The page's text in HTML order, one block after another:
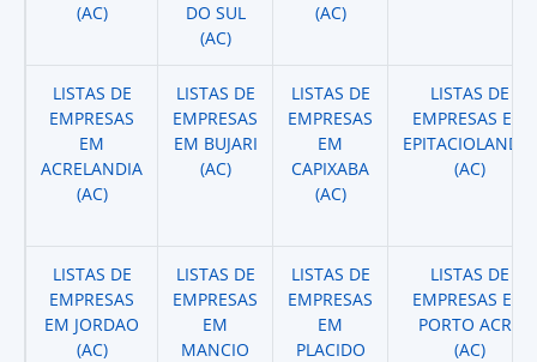
(AC)
DO SUL
(AC)
(AC)
LISTAS DE
EMPRESAS
EM
ACRELANDIA
(AC)
LISTAS DE
EMPRESAS
EM BUJARI
(AC)
LISTAS DE
EMPRESAS
EM
CAPIXABA
(AC)
LISTAS DE
EMPRESAS EM
EPITACIOLANDIA
(AC)
LISTAS DE
EMPRESAS
EM JORDAO
(AC)
LISTAS DE
EMPRESAS
EM
MANCIO
LISTAS DE
EMPRESAS
EM
PLACIDO
LISTAS DE
EMPRESAS EM
PORTO ACRE
(AC)